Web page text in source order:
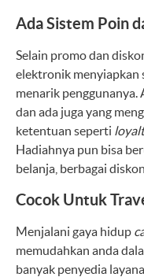
Ada Sistem Poin
Selain promo dan
elektronik menyiapkan
menarik penggunanya.
dan ada juga yang
ketentuan seperti
Hadiahnya pun bisa
belanja, berbagai
Cocok Untuk
Menjalani gaya hidup
memudahkan anda
banyak penyedia